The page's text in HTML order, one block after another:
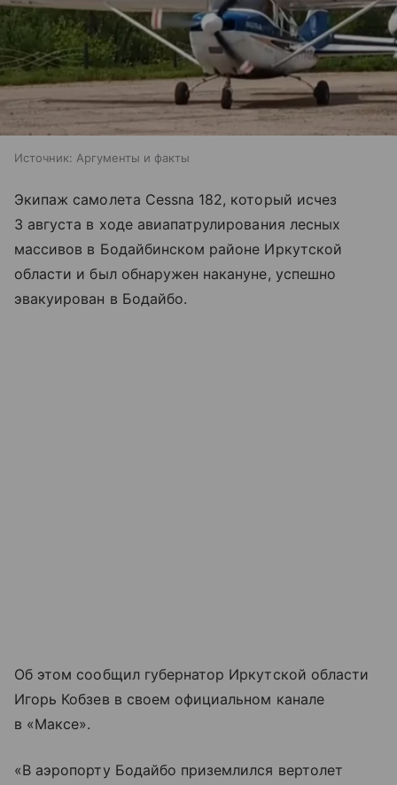
Источник: Аргументы и факты
Экипаж самолета Cessna 182, который исчез
3 августа в ходе авиапатрулирования лесных
массивов в Бодайбинском районе Иркутской
области и был обнаружен накануне, успешно
эвакуирован в Бодайбо.
Об этом сообщил губернатор Иркутской области
Игорь Кобзев в своем официальном канале
в «Максе».
«В аэропорту Бодайбо приземлился вертолет